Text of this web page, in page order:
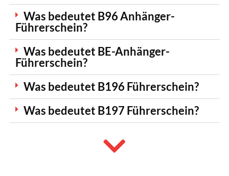
Was bedeutet B96 Anhänger-
Führerschein?
Was bedeutet BE-Anhänger-
Führerschein?
Was bedeutet B196 Führerschein?
Was bedeutet B197 Führerschein?